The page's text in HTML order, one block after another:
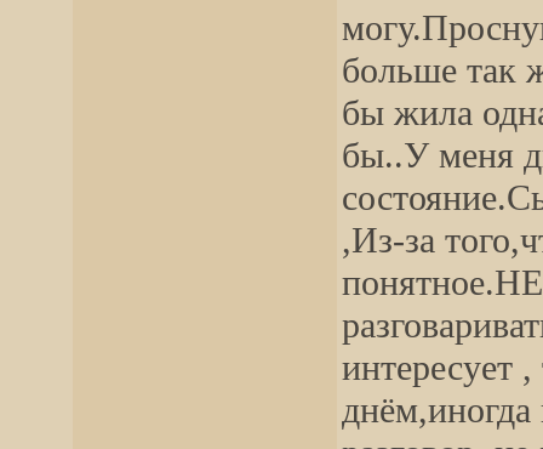
больше так
бы жила
бы..У меня
,Из-за
интересует